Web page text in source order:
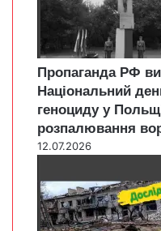
Пропаганда РФ
Національний
геноциду у
розпалювання
12.07.2026